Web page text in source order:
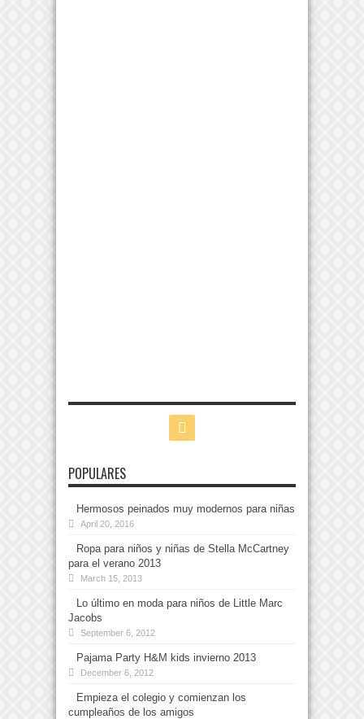
POPULARES
Hermosos peinados muy modernos para niñas
April 20, 2016
Ropa para niños y niñas de Stella McCartney
para el verano 2013
March 15, 2013
Lo último en moda para niños de Little Marc
Jacobs
September 6, 2012
Pajama Party H&M kids invierno 2013
December 6, 2012
Empieza el colegio y comienzan los
cumpleaños de los amigos